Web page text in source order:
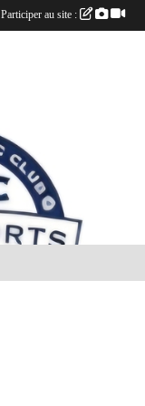
Participer au site :